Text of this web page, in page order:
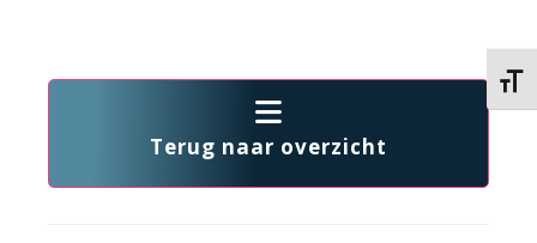
Terug naar overzicht